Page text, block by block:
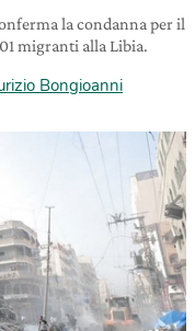
la condanna per il
migranti alla Libia.
Bongioanni